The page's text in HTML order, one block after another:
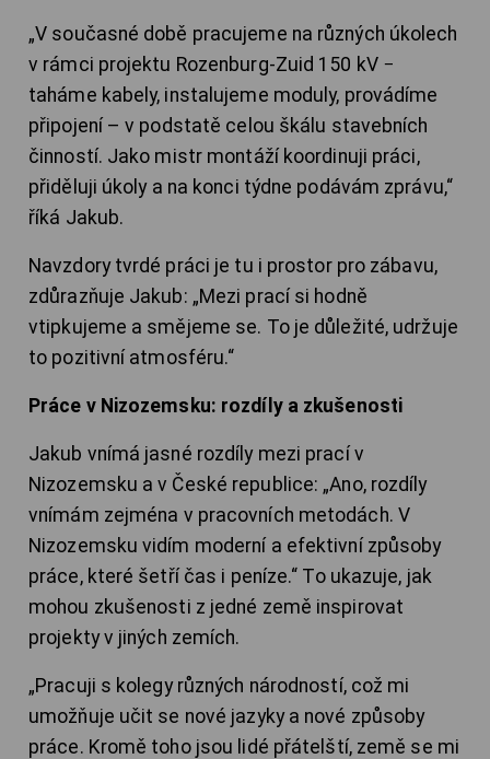
„V současné době pracujeme na různých úkolech
v rámci projektu Rozenburg-Zuid 150 kV −
taháme kabely, instalujeme moduly, provádíme
připojení – v podstatě celou škálu stavebních
činností. Jako mistr montáží koordinuji práci,
přiděluji úkoly a na konci týdne podávám zprávu,“
říká Jakub.
Navzdory tvrdé práci je tu i prostor pro zábavu,
zdůrazňuje Jakub: „Mezi prací si hodně
vtipkujeme a smějeme se. To je důležité, udržuje
to pozitivní atmosféru.“
Práce v Nizozemsku: rozdíly a zkušenosti
Jakub vnímá jasné rozdíly mezi prací v
Nizozemsku a v České republice: „Ano, rozdíly
vnímám zejména v pracovních metodách. V
Nizozemsku vidím moderní a efektivní způsoby
práce, které šetří čas i peníze.“ To ukazuje, jak
mohou zkušenosti z jedné země inspirovat
projekty v jiných zemích.
„Pracuji s kolegy různých národností, což mi
umožňuje učit se nové jazyky a nové způsoby
práce. Kromě toho jsou lidé přátelští, země se mi